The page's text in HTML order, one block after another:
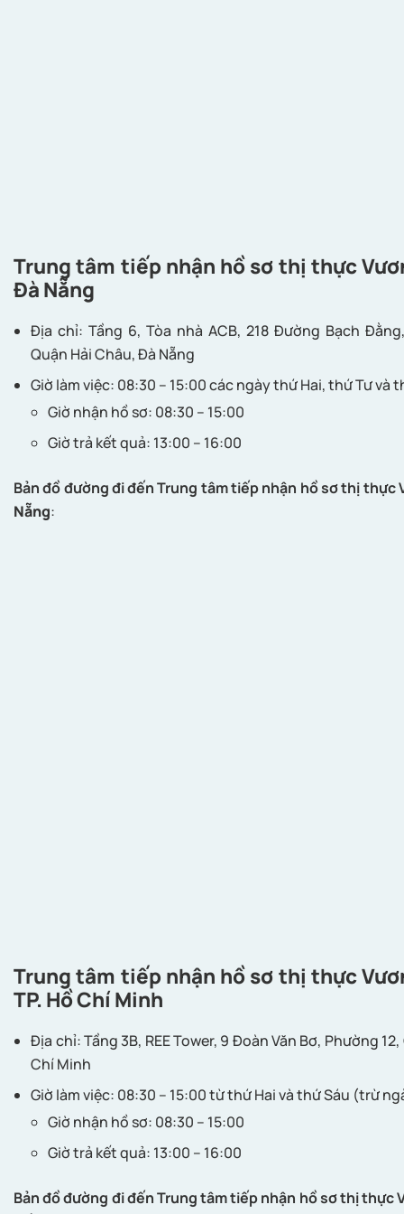
Trung tâm tiếp nhận hồ sơ thị thực
Đà Nẵng
Địa chỉ: Tầng 6, Tòa nhà ACB, 218 Đường Bạch
Quận Hải Châu, Đà Nẵng
Giờ làm việc: 08:30 – 15:00 các ngày thứ Hai, thứ Tư và
Giờ nhận hồ sơ: 08:30 – 15:00
Giờ trả kết quả: 13:00 – 16:00
Bản đồ đường đi đến Trung tâm tiếp nhận hồ sơ thị thực
Nẵng:
Trung tâm tiếp nhận hồ sơ thị thực
TP. Hồ Chí Minh
Địa chỉ: Tầng 3B, REE Tower, 9 Đoàn Văn Bơ, Phường
Chí Minh
Giờ làm việc: 08:30 – 15:00 từ thứ Hai và thứ Sáu (trừ
Giờ nhận hồ sơ: 08:30 – 15:00
Giờ trả kết quả: 13:00 – 16:00
Bản đồ đường đi đếnTrung tâm tiếp nhận hồ sơ thị thực